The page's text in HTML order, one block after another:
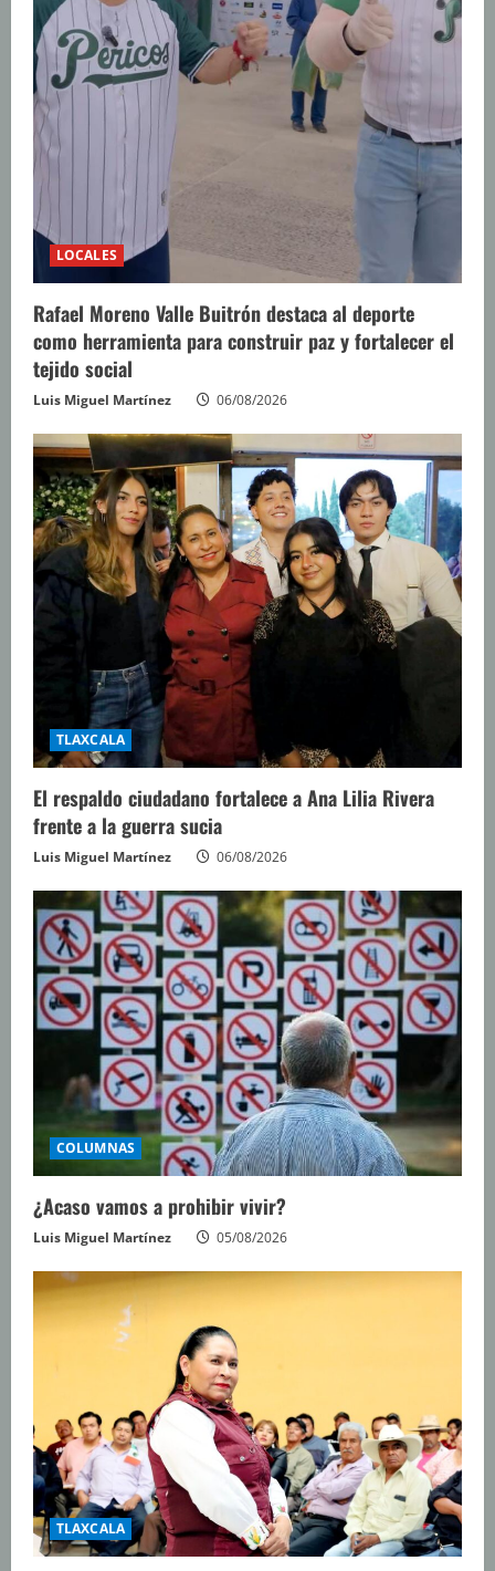
LOCALES
Rafael Moreno Valle Buitrón destaca al deporte
como herramienta para construir paz y fortalecer el
tejido social
Luis Miguel Martínez 06/08/2026
TLAXCALA
El respaldo ciudadano fortalece a Ana Lilia Rivera
frente a la guerra sucia
Luis Miguel Martínez 06/08/2026
COLUMNAS
¿Acaso vamos a prohibir vivir?
Luis Miguel Martínez 05/08/2026
TLAXCALA